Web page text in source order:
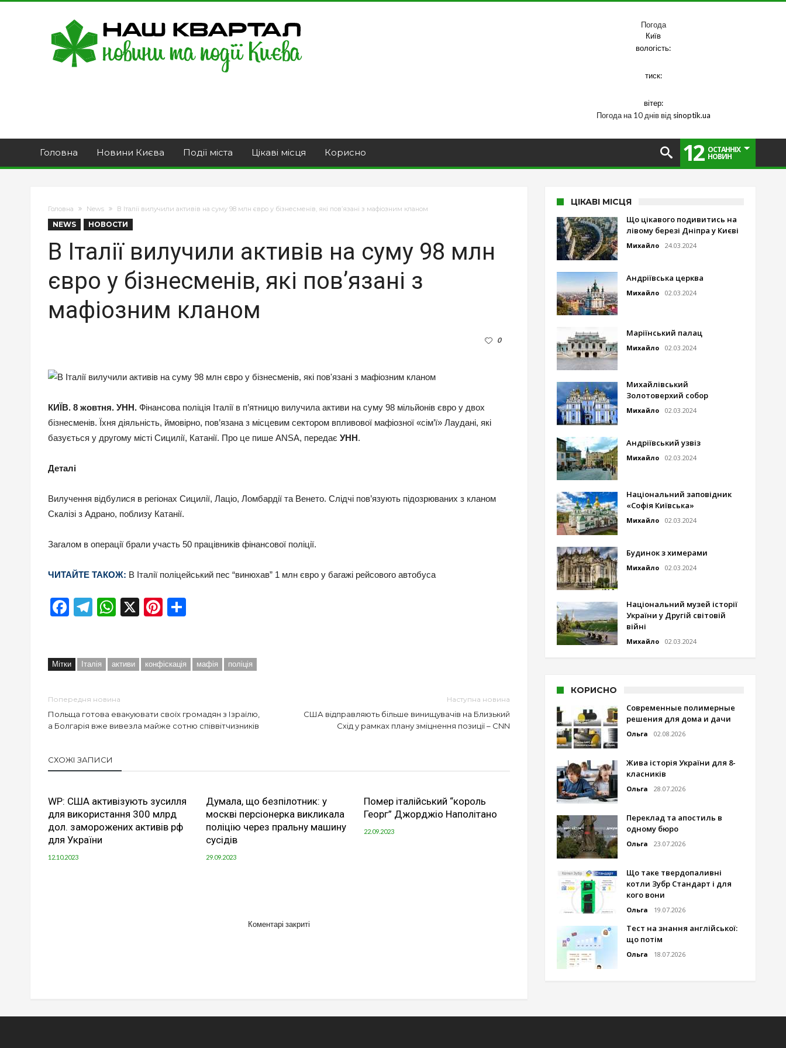
Погода
Київ
вологість:
тиск:
вітер:
Погода на 10 днів від sinoptik.ua
Головна Новини Києва Події міста Цікаві місця Корисно 12 ОСТАННІХ
НОВИН
Головна News В Італії вилучили активів на суму 98 млн євро у бізнесменів, які пов’язані з мафіозним кланом
NEWS НОВОСТИ
В Італії вилучили активів на суму 98 млн
євро у бізнесменів, які пов’язані з
мафіозним кланом
0
КИЇВ. 8 жовтня. УНН. Фінансова поліція Італії в п’ятницю вилучила активи на суму 98 мільйонів євро у двох
бізнесменів. Їхня діяльність, ймовірно, пов’язана з місцевим сектором впливової мафіозної «сім’ї» Лаудані, які
базується у другому місті Сицилії, Катанії. Про це пише ANSA, передає УНН.
Деталі
Вилучення відбулися в регіонах Сицилії, Лаціо, Ломбардії та Венето. Слідчі пов’язують підозрюваних з кланом
Скалізі з Адрано, поблизу Катанії.
Загалом в операції брали участь 50 працівників фінансової поліції.
ЧИТАЙТЕ ТАКОЖ: В Італії поліцейський пес “винюхав” 1 млн євро у багажі рейсового автобуса
Facebook
Telegram
WhatsApp
X Pinterest
Мітки Італія активи конфіскація мафія поліція
Попередня новина
Польща готова евакуювати своїх громадян з Ізраїлю,
а Болгарія вже вивезла майже сотню співвітчизників
Наступна новина
США відправляють більше винищувачів на Близький
Схід у рамках плану зміцнення позиції – CNN
СХОЖІ ЗАПИСИ
WP: США активізують зусилля
для використання 300 млрд
дол. заморожених активів рф
для України
12.10.2023
Думала, що безпілотник: у
москві персіонерка викликала
поліцію через пральну машину
сусідів
29.09.2023
Помер італійський “король
Георг” Джорджіо Наполітано
22.09.2023
Коментарі закриті
ЦІКАВІ МІСЦЯ
Що цікавого подивитись на
лівому березі Дніпра у Києві
Михайло 24.03.2024
Андріївська церква
Михайло 02.03.2024
Маріїнський палац
Михайло 02.03.2024
Михайлівський
Золотоверхий собор
Михайло 02.03.2024
Андріївський узвіз
Михайло 02.03.2024
Національний заповідник
«Софія Київська»
Михайло 02.03.2024
Будинок з химерами
Михайло 02.03.2024
Національний музей історії
України у Другій світовій
війні
Михайло 02.03.2024
КОРИСНО
Современные полимерные
решения для дома и дачи
Ольга 02.08.2026
Жива історія України для 8-
класників
Ольга 28.07.2026
Переклад та апостиль в
одному бюро
Ольга 23.07.2026
Що таке твердопаливні
котли Зубр Стандарт і для
кого вони
Ольга 19.07.2026
Тест на знання англійської:
що потім
Ольга 18.07.2026